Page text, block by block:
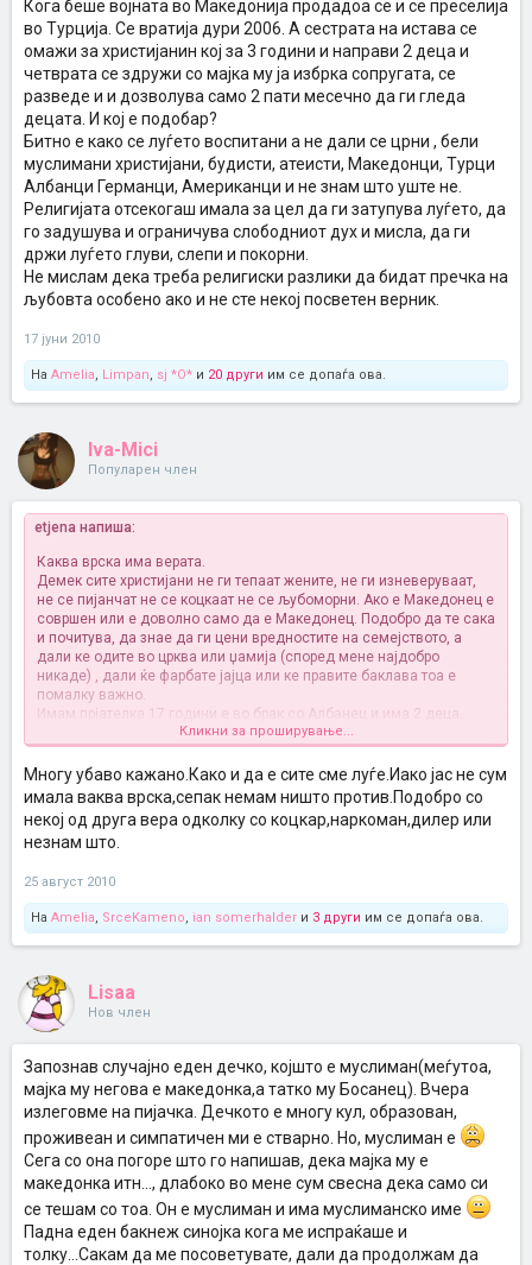
Кога беше војната во Македонија продадоа се и се преселија
во Турција. Се вратија дури 2006. А сестрата на истава се
омажи за христијанин кој за 3 години и направи 2 деца и
четврата се здружи со мајка му ја избрка сопругата, се
разведе и и дозволува само 2 пати месечно да ги гледа
децата. И кој е подобар?
Битно е како се луѓето воспитани а не дали се црни , бели
муслимани христијани, будисти, атеисти, Македонци, Турци
Албанци Германци, Американци и не знам што уште не.
Религијата отсекогаш имала за цел да ги затупува луѓето, да
го задушува и ограничува слободниот дух и мисла, да ги
држи луѓето глуви, слепи и покорни.
Не мислам дека треба религиски разлики да бидат пречка на
љубовта особено ако и не сте некој посветен верник.
17 јуни 2010
На Amelia, Limpan, sj *O* и 20 други им се допаѓа ова.
Iva-Mici
Популарен член
etjena напиша:
Каква врска има верата.
Демек сите христијани не ги тепаат жените, не ги изневеруваат,
не се пијанчат не се коцкаат не се љубоморни. Ако е Македонец е
совршен или е доволно само да е Македонец. Подобро да те сака
и почитува, да знае да ги цени вредностите на семејството, а
дали ке одите во црква или џамија (според мене најдобро
никаде) , дали ќе фарбате јајца или ке правите баклава тоа е
помалку важно.
Имам прјателка 17 години е во брак со Албанец и има 2 деца.
Кога беше војната во Македонија продадоа се и се преселија во
Турција. Се вратија дури 2006. А сестрата на истава се омажи за
христијанин кој за 3 години и направи 2 деца и четврата се
здружи со мајка му ја избрка сопругата, се разведе и и дозволува
само 2 пати месечно да ги гледа децата. И кој е подобар?
Битно е како се луѓето воспитани а не дали се црни , бели
муслимани христијани, будисти, атеисти, Македонци, Турци
Религијата отсекогаш имала за цел да ги затупува луѓето, да го
задушува и ограничува слободниот дух и мисла, да ги држи
луѓето глуви, слепи и покорни.
Не мислам дека треба религиски разлики да бидат пречка на
Кликни за проширување...
Многу убаво кажано.Како и да е сите сме луѓе.Иако јас не сум
имала ваква врска,сепак немам ништо против.Подобро со
некој од друга вера одколку со коцкар,наркоман,дилер или
незнам што.
25 август 2010
На Amelia, SrceKameno, ian somerhalder и 3 други им се допаѓа ова.
Lisaa
Нов член
Запознав случајно еден дечко, којшто е муслиман(меѓутоа,
мајка му негова е македонка,а татко му Босанец). Вчера
излеговме на пијачка. Дечкото е многу кул, образован,
проживеан и симпатичен ми е стварно. Но, муслиман е
Сега со она погоре што го напишав, дека мајка му е
македонка итн..., длабоко во мене сум свесна дека само си
се тешам со тоа. Он е муслиман и има муслиманско име
Падна еден бакнеж синојка кога ме испраќаше и
толку...Сакам да ме посоветувате, дали да продолжам да